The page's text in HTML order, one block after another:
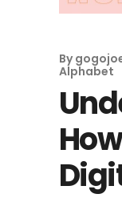
By
Alphabet